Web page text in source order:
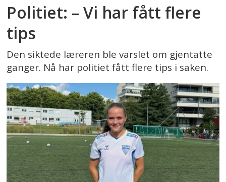
Politiet: – Vi har fått flere
tips
Den siktede læreren ble varslet om gjentatte
ganger. Nå har politiet fått flere tips i saken.